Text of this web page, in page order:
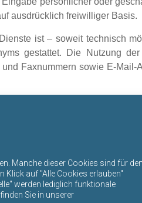
Manche dieser Cookies sind für den
Klick auf "Alle Cookies erlauben"
werden lediglich funktionale
Sie in unserer
ausdrücklich freiwilliger Basis.
ist – soweit technisch
gestattet. Die Nutzung
Faxnummern sowie E-